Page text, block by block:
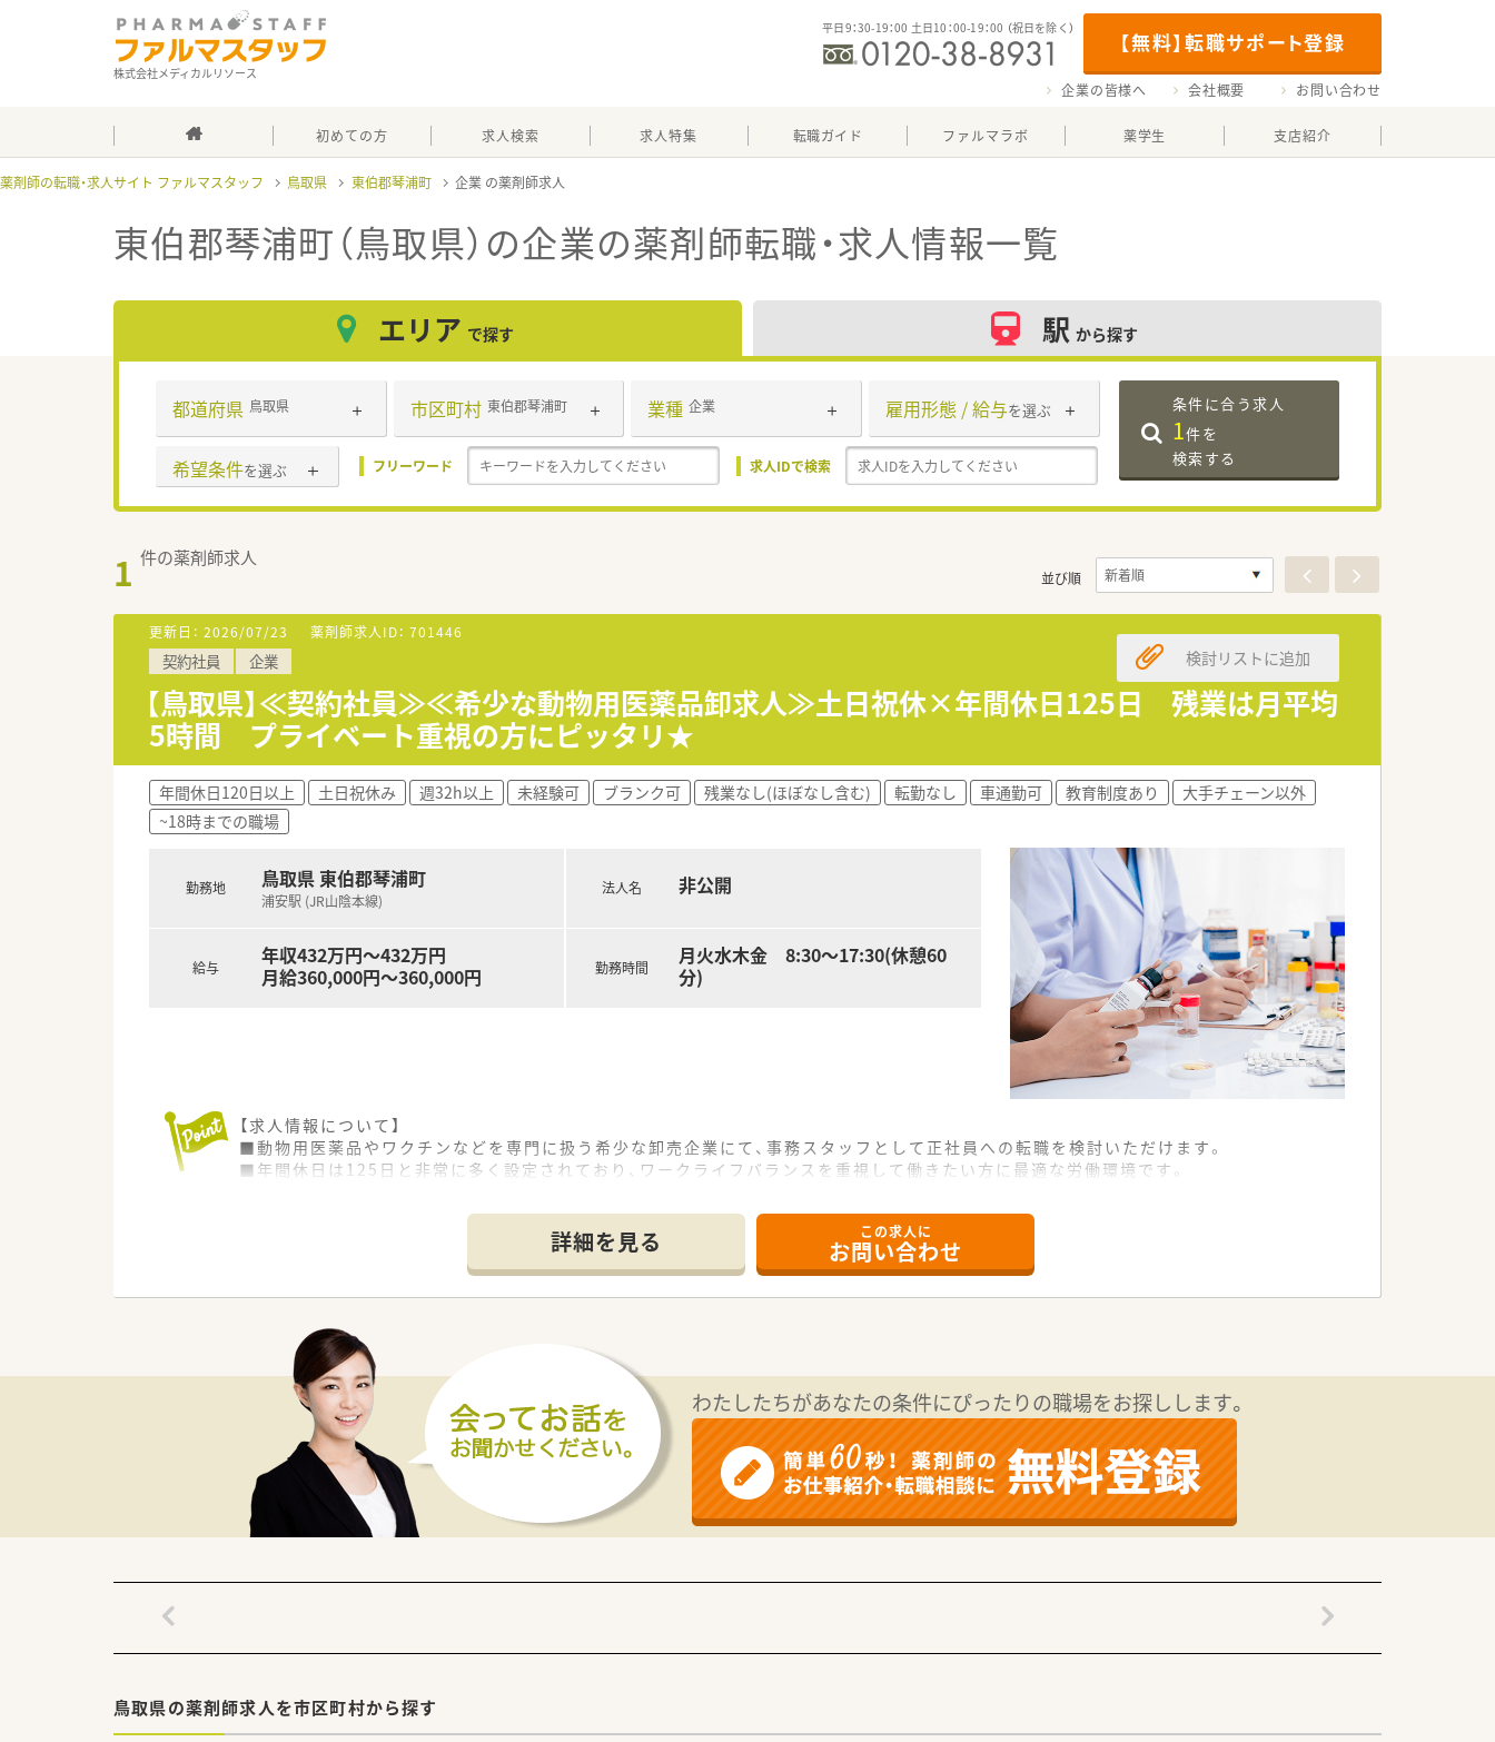
株式会社メディカルリソース
【無料】転職サポート登録
平日9：30-19：00 土日10：00-19：00 （祝日を除く）
企業の皆様へ 会社概要 お問い合わせ
初めての方 求人検索 求人特集 転職ガイド ファルマラボ 薬学生 支店紹介
薬剤師の転職・求人サイト ファルマスタッフ 鳥取県 東伯郡琴浦町 企業
東伯郡琴浦町（鳥取県）の企業の薬剤師転職・求人情報一覧
エリア で探す 駅 から探す
都道府県 鳥取県 市区町村 東伯郡琴浦町 業種 企業 雇用形態 / 給与を選ぶ
希望条件を選ぶ フリーワード 求人IDで検索
条件に合う求人
1件を
検索する
1 件の薬剤師求人
並び順
更新日： 2026/07/23 薬剤師求人ID： 701446
契約社員 企業
【鳥取県】≪契約社員≫≪希少な動物用医薬品卸求人≫土日祝休×年間休日125日 残業は月平均
5時間 プライベート重視の方にピッタリ★
検討リストに追加
年間休日120日以上 土日祝休み 週32h以上 未経験可 ブランク可 残業なし(ほぼなし含む) 転勤なし 車通勤可 教育制度あり
大手チェーン以外
~18時までの職場
勤務地 鳥取県 東伯郡琴浦町
浦安駅 (JR山陰本線)
給与
年収432万円～432万円
月給360,000円～360,000円
法人名 非公開
勤務時間
月火水木金 8:30～17:30(休憩60
分)
【求人情報について】
■動物用医薬品やワクチンなどを専門に扱う希少な卸売企業にて、事務スタッフとして正社員への転職を検討いただけます。
■年間休日は125日と非常に多く設定されており、ワークライフバランスを重視して働きたい方に最適な労働環境です。
■今回は欠員補充を目的とした募集となっており、組織の安定性を維持するために新たな事務メンバーを必要としています。
■企業での勤務経験がない未経験の方でも応募が可能ですが、基本的なパソコン操作ができる方を優先して採用いたします。
■お薬に関する問い合わせ対応や書類管理など業務の幅が広いため、自ら進んで柔軟に動ける誠実な方を求めています。
【想定される業務内容】
■各種免許や許可証の管理をはじめ、伝票の承認作業や在庫管理など、デスクワークを中心とした事務全般を担当します。
■営業担当者であるMSへの勉強会実施のサポートや、現場スタッフへの指導業務など多岐にわたる役割を担っていただきます。
■譲渡書や譲受書の管理といった専門的な文書作成も含まれますが、丁寧なフォロー体制があるため安心して着手できます。
【必要スキル・歓迎スキル】
■日々の業務でパソコンを使用するため、エクセルやワード、メール操作がスムーズに行えるスキルを歓迎いたします。
■事務経験がある方は即戦力として期待されますが、未経験の方でも学ぶ意欲があれば一から知識を習得できる環境です。
■動物用医薬品という特殊な製品を扱うため、正確な事務処理能力と、関係部門と円滑に連携できるコミュニケーション力が必要です。
詳細を見る この求人に
お問い合わせ
わたしたちがあなたの条件にぴったりの職場をお探しします。
鳥取県の薬剤師求人を市区町村から探す